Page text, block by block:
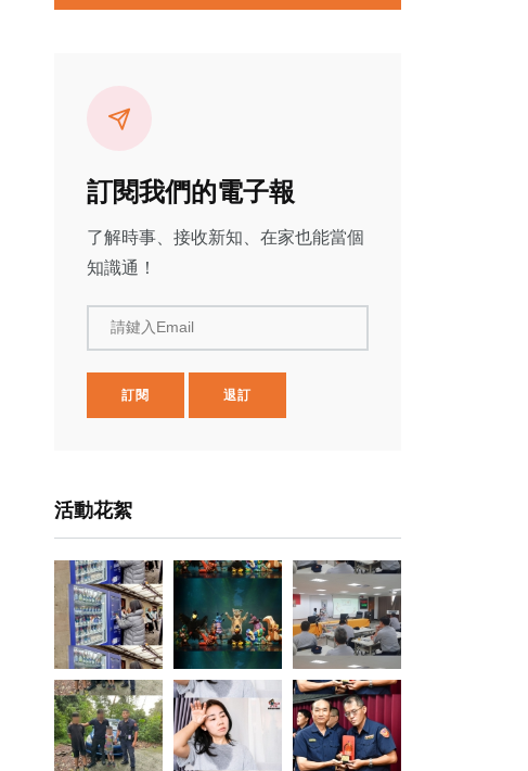
訂閱我們的電子報
了解時事、接收新知、在家也能當個
知識通！
請鍵入Email
訂閱 退訂
活動花絮